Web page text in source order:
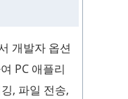
개발자 옵션
PC 애플리
, 파일 전송,